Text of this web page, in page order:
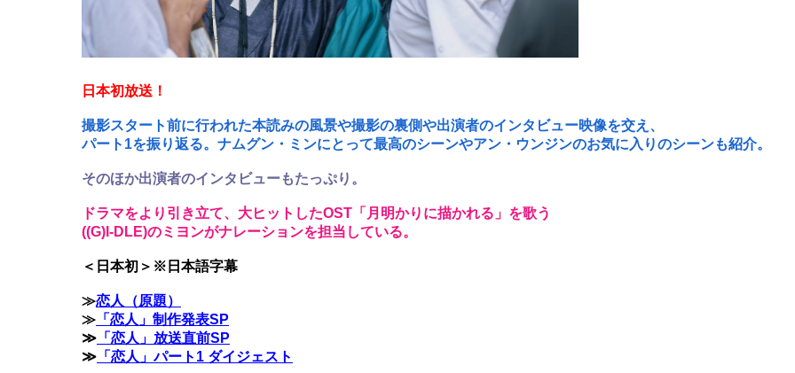
日本初放送！
撮影スタート前に行われた本読みの風景や撮影の裏側や出演者のインタビュー映像を交え、
パート1を振り返る。ナムグン・ミンにとって最高のシーンやアン・ウンジンのお気に入りのシーンも紹介。
そのほか出演者のインタビューもたっぷり。
ドラマをより引き立て、大ヒットしたOST「月明かりに描かれる」を歌う
((G)I-DLE)のミヨンがナレーションを担当している。
＜日本初＞※日本語字幕
≫恋人（原題）
≫ 「恋人」制作発表SP
≫ 「恋人」放送直前SP
≫ 「恋人」パート1 ダイジェスト